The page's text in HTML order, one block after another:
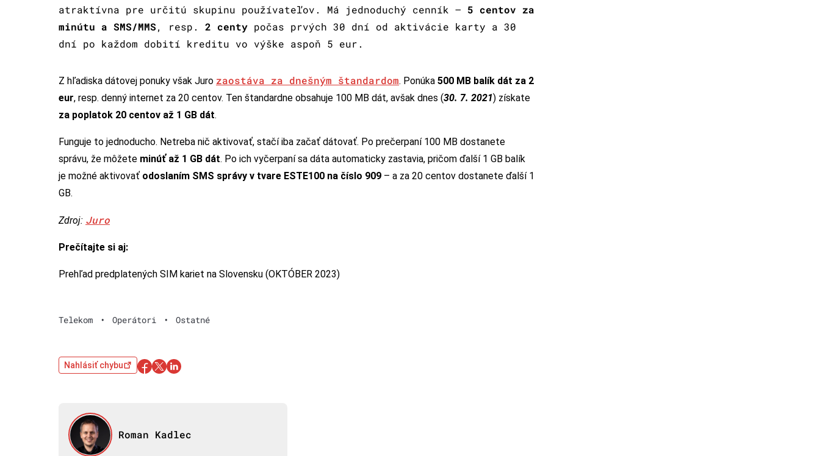
atraktívna pre určitú skupinu používateľov. Má jednoduchý cenník – 5 centov za
minútu a SMS/MMS, resp. 2 centy počas prvých 30 dní od aktivácie karty a 30
dní po každom dobití kreditu vo výške aspoň 5 eur.
Z hľadiska dátovej ponuky však Juro zaostáva za dnešným štandardom. Ponúka 500 MB balík dát za 2
eur, resp. denný internet za 20 centov. Ten štandardne obsahuje 100 MB dát, avšak dnes (30. 7. 2021) získate
za poplatok 20 centov až 1 GB dát.
Funguje to jednoducho. Netreba nič aktivovať, stačí iba začať dátovať. Po prečerpaní 100 MB dostanete
správu, že môžete minúť až 1 GB dát. Po ich vyčerpaní sa dáta automaticky zastavia, pričom ďalší 1 GB balík
je možné aktivovať odoslaním SMS správy v tvare ESTE100 na číslo 909 – a za 20 centov dostanete ďalší 1
GB.
Zdroj: Juro
Prečítajte si aj:
Prehľad predplatených SIM kariet na Slovensku (OKTÓBER 2023)
Telekom • Operátori • Ostatné
Nahlásiť chybu
Roman Kadlec